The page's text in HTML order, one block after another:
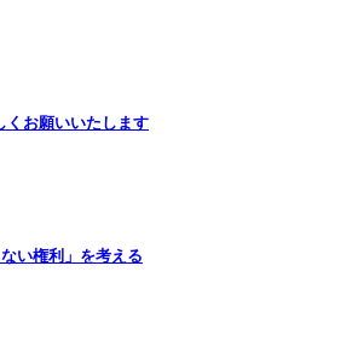
くお願いいたします
い権利」を考える